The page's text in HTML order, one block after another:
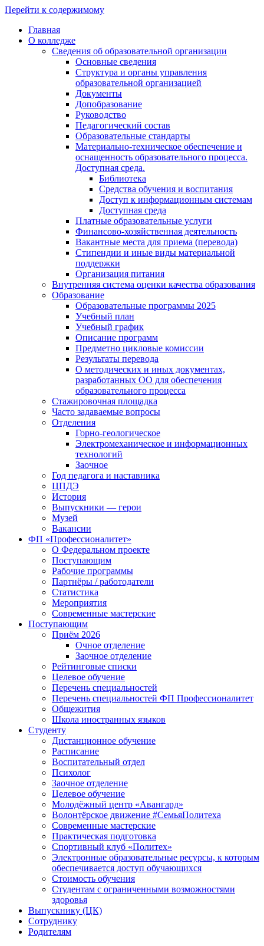
Перейти к содержимому
Главная
О колледже
Сведения об образовательной организации
Основные сведения
Структура и органы управления
образовательной организацией
Документы
Допобразование
Руководство
Педагогический состав
Образовательные стандарты
Материально-техническое обеспечение и
оснащенность образовательного процесса.
Доступная среда.
Библиотека
Средства обучения и воспитания
Доступ к информационным системам
Доступная среда
Платные образовательные услуги
Финансово-хозяйственная деятельность
Вакантные места для приема (перевода)
Стипендии и иные виды материальной
поддержки
Организация питания
Внутренняя система оценки качества образования
Образование
Образовательные программы 2025
Учебный план
Учебный график
Описание программ
Предметно цикловые комиссии
Результаты перевода
О методических и иных документах,
разработанных ОО для обеспечения
образовательного процесса
Стажировочная площадка
Часто задаваемые вопросы
Отделения
Горно-геологическое
Электромеханическое и информационных
технологий
Заочное
Год педагога и наставника
ЦПДЭ
История
Выпускники — герои
Музей
Вакансии
ФП «Профессионалитет»
О Федеральном проекте
Поступающим
Рабочие программы
Партнёры / работодатели
Статистика
Мероприятия
Современные мастерские
Поступающим
Приём 2026
Очное отделение
Заочное отделение
Рейтинговые списки
Целевое обучение
Перечень специальностей
Перечень специальностей ФП Профессионалитет
Общежития
Школа иностранных языков
Студенту
Дистанционное обучение
Расписание
Воспитательный отдел
Психолог
Заочное отделение
Целевое обучение
Молодёжный центр «Авангард»
Волонтёрское движение #СемьяПолитеха
Современные мастерские
Практическая подготовка
Спортивный клуб «Политех»
Электронные образовательные ресурсы, к которым
обеспечивается доступ обучающихся
Стоимость обучения
Студентам с ограниченными возможностями
здоровья
Выпускнику (ЦК)
Сотруднику
Родителям